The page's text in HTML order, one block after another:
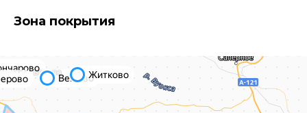
Зона покрытия